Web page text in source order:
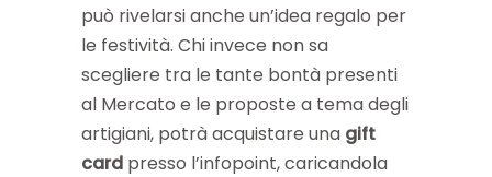
può rivelarsi anche un’idea regalo per
le festività. Chi invece non sa
scegliere tra le tante bontà presenti
al Mercato e le proposte a tema degli
artigiani, potrà acquistare una gift
card presso l’infopoint, caricandola